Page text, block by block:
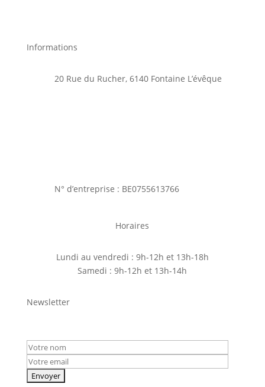
Informations
20 Rue du Rucher, 6140 Fontaine L’évêque
N° d’entreprise : BE0755613766
Horaires
Lundi au vendredi : 9h-12h et 13h-18h
Samedi : 9h-12h et 13h-14h
Newsletter